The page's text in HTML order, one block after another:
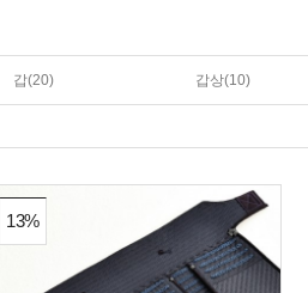
갑(20) 갑상(10)
13%